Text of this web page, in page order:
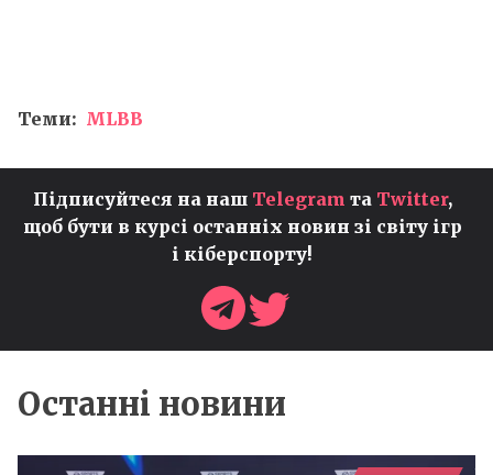
Теми: MLBB
Підписуйтеся на наш Telegram та Twitter,
щоб бути в курсі останніх новин зі світу ігр
і кіберспорту!
Останні новини